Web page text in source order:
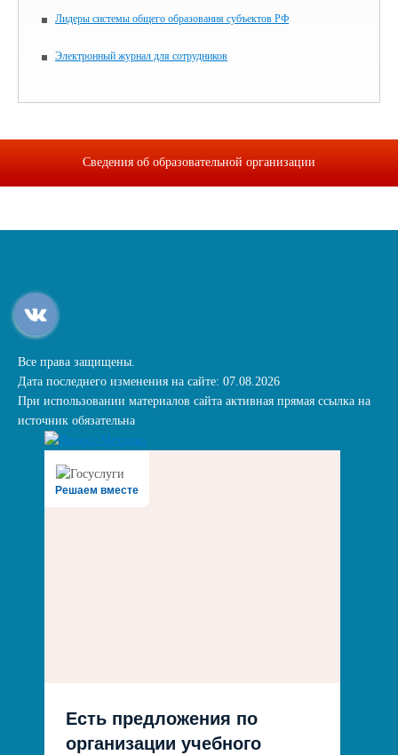
Лидеры системы общего образования субъектов РФ
Электронный журнал для сотрудников
Сведения об образовательной организации
Все права защищены.
Дата последнего изменения на сайте: 07.08.2026
При использовании материалов сайта активная прямая ссылка на
источник обязательна
Решаем вместе
Есть предложения по
организации учебного